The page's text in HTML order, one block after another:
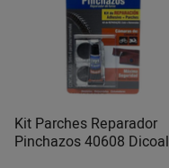
Kit Parches Reparador
Pinchazos 40608 Dicoal